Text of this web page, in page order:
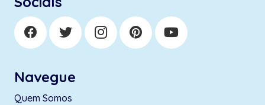
Navegue
Quem Somos